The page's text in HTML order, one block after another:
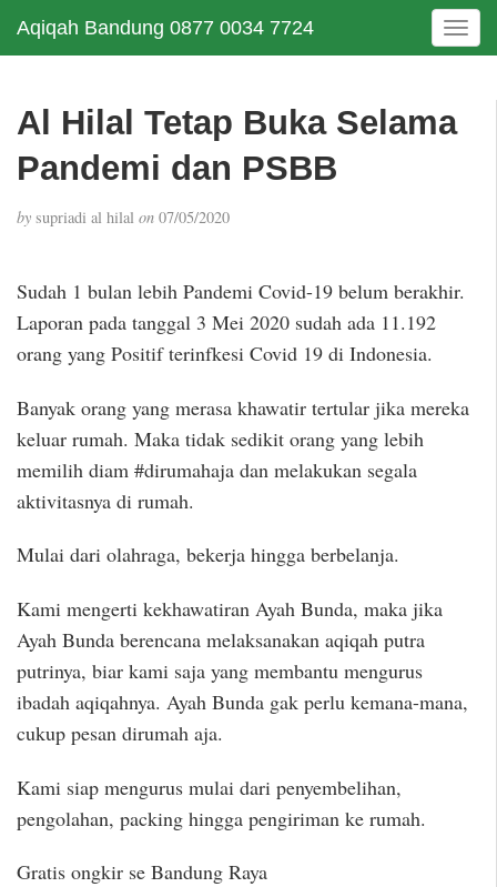
Aqiqah Bandung 0877 0034 7724
T
o
l
a
Al Hilal Tetap Buka Selama
Pandemi dan PSBB
by supriadi al hilal on 07/05/2020
Sudah 1 bulan lebih Pandemi Covid-19 belum berakhir.
Laporan pada tanggal 3 Mei 2020 sudah ada 11.192
orang yang Positif terinfkesi Covid 19 di Indonesia.
Banyak orang yang merasa khawatir tertular jika mereka
keluar rumah. Maka tidak sedikit orang yang lebih
memilih diam #dirumahaja dan melakukan segala
aktivitasnya di rumah.
Mulai dari olahraga, bekerja hingga berbelanja.
Kami mengerti kekhawatiran Ayah Bunda, maka jika
Ayah Bunda berencana melaksanakan aqiqah putra
putrinya, biar kami saja yang membantu mengurus
ibadah aqiqahnya. Ayah Bunda gak perlu kemana-mana,
cukup pesan dirumah aja.
Kami siap mengurus mulai dari penyembelihan,
pengolahan, packing hingga pengiriman ke rumah.
Gratis ongkir se Bandung Raya